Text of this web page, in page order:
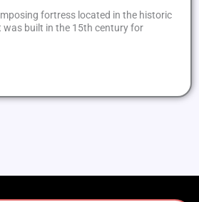
fortress located in the historic
was built in the 15th century for